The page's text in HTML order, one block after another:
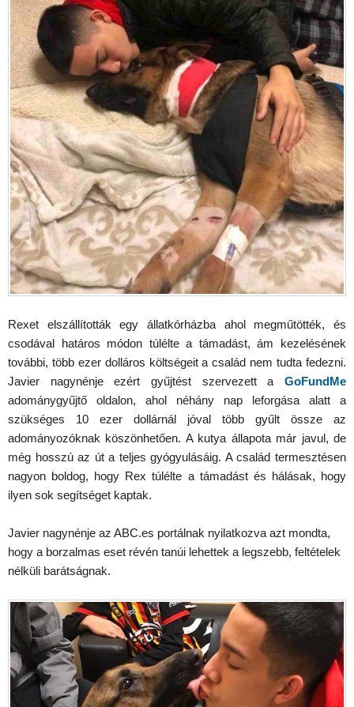
Rexet elszállították egy állatkórházba ahol megműtötték, és
csodával határos módon túlélte a támadást, ám kezelésének
további, több ezer dolláros költségeit a család nem tudta fedezni.
Javier nagynénje ezért gyűjtést szervezett a GoFundMe
adománygyűjtő oldalon, ahol néhány nap leforgása alatt a
szükséges 10 ezer dollárnál jóval több gyűlt össze az
adományozóknak köszönhetően. A kutya állapota már javul, de
még hosszú az út a teljes gyógyulásáig. A család termesztésen
nagyon boldog, hogy Rex túlélte a támadást és hálásak, hogy
ilyen sok segítséget kaptak.
Javier nagynénje az ABC.es portálnak nyilatkozva azt mondta,
hogy a borzalmas eset révén tanúi lehettek a legszebb, feltételek
nélküli barátságnak.